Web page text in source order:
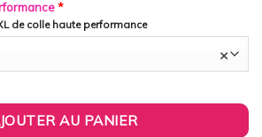
*
de colle haute performance
×
- Aileron / Becquet #2 pour Fiat
AU PANIER